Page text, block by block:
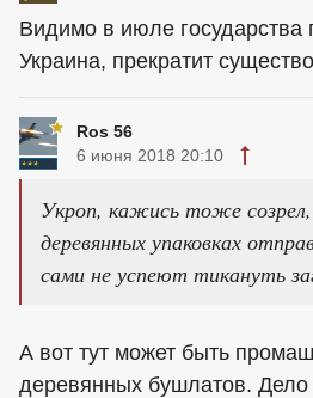
Видимо в июле государства
Украина, прекратит
Ros 56
6 июня 2018 20:10
Укроп, кажись тоже
деревянных упаковках
сами не успеют тикануть
А вот тут может быть
деревянных бушлатов. Дело